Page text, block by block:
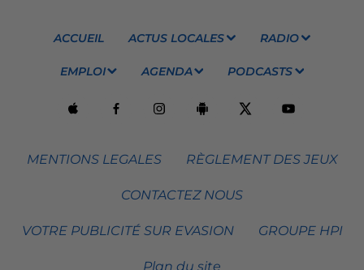
ACCUEIL ACTUS LOCALES RADIO
EMPLOI AGENDA PODCASTS
MENTIONS LEGALES RÈGLEMENT DES JEUX
CONTACTEZ NOUS
VOTRE PUBLICITÉ SUR EVASION GROUPE HPI
Plan du site